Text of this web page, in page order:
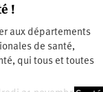
!
aux départements
de santé,
qui tous et toutes